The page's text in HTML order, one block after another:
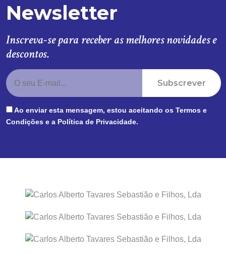
Newsletter
Inscreva-se para receber as melhores novidades e
descontos.
Subscrever
Ao enviar esta mensagem, estou aceitando os Termos e
Condições e a Política de Privacidade.